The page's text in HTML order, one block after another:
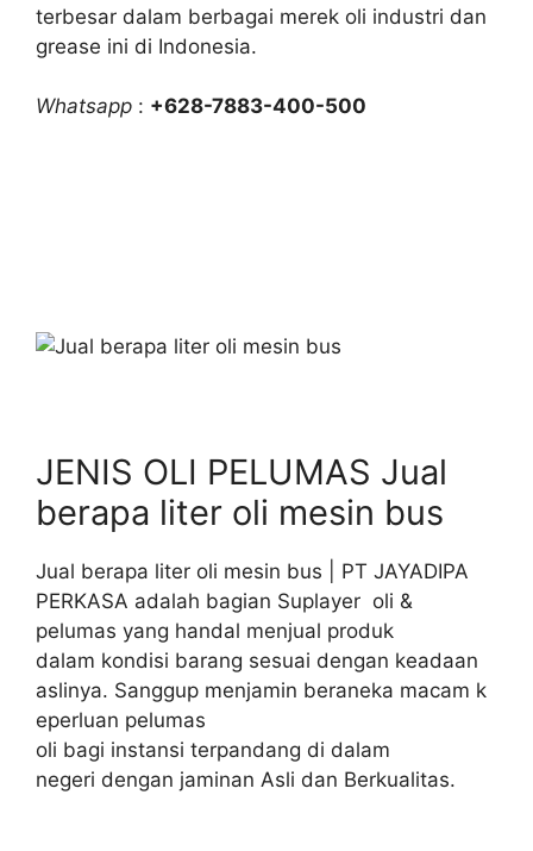
terbesar dalam berbagai merek oli industri dan
grease ini di Indonesia.
Whatsapp : +628-7883-400-500
JENIS OLI PELUMAS Jual
berapa liter oli mesin bus
Jual berapa liter oli mesin bus | PT JAYADIPA
PERKASA adalah bagian Suplayer oli &
pelumas yang handal menjual produk
dalam kondisi barang sesuai dengan keadaan
aslinya. Sanggup menjamin beraneka macam k
eperluan pelumas
oli bagi instansi terpandang di dalam
negeri dengan jaminan Asli dan Berkualitas.